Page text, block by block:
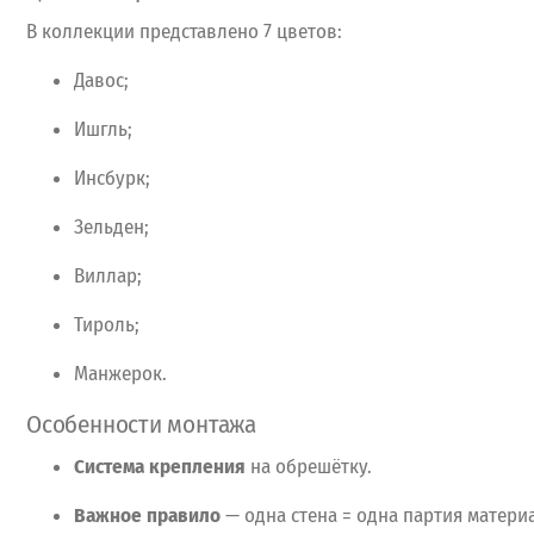
В коллекции представлено 7 цветов:
Давос;
Ишгль;
Инсбурк;
Зельден;
Виллар;
Тироль;
Манжерок.
Особенности монтажа
Система крепления на обрешётку.
Важное правило— одна стена = одна партия